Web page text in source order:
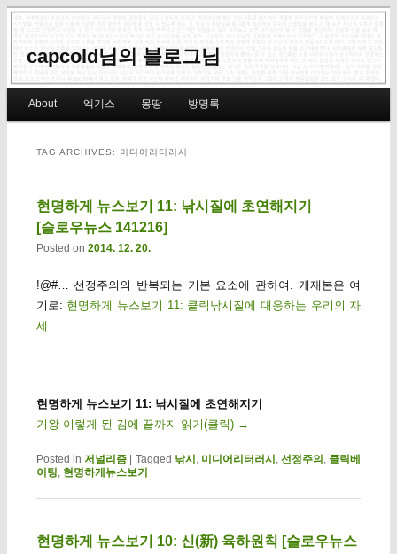
capcold님의 블로그님
Skip to primary content
Skip to secondary content
About 엑기스 몽땅 방명록
TAG ARCHIVES: 미디어리터러시
현명하게 뉴스보기 11: 낚시질에 초연해지기
[슬로우뉴스 141216]
Posted on 2014. 12. 20.
!@#… 선정주의의 반복되는 기본 요소에 관하여. 게재본은 여
기로: 현명하게 뉴스보기 11: 클릭낚시질에 대응하는 우리의 자
세
현명하게 뉴스보기 11: 낚시질에 초연해지기
기왕 이렇게 된 김에 끝까지 읽기(클릭) →
Posted in 저널리즘 Tagged 낚시 , 미디어리터러시 ,선정주의 ,클릭베
이팅, 현명하게뉴스보기
현명하게 뉴스보기 10: 신(新) 육하원칙 [슬로우뉴스